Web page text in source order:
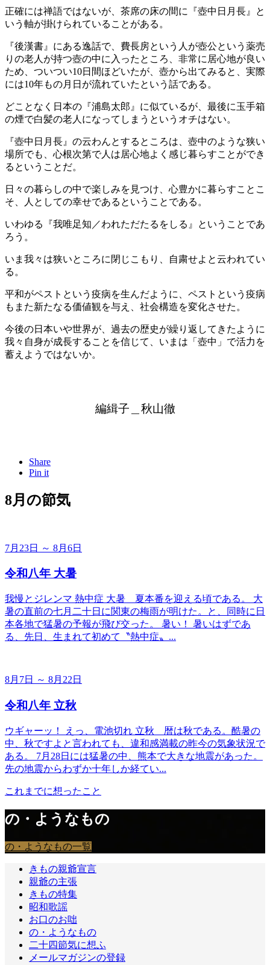
正確には禅語ではないが、茶席の床の間に『壺中日月長』と
いう軸が掛けられていることがある。
『後漢書』にある逸話で、費長房という人が壺公という薬売
りの老人が持つ壺の中に入ったところ、非常に居心地が良い
ため、ついつい10日間ほどいたが、壺から出てみると、実際
には10年もの月日が流れていたという話である。
どことなく日本の『浦島太郎』に似ているが、最後に玉手箱
の煙で白髪の老人になってしまうというオチはない。
『壺中日月長』の云わんとするところは、壺中のような狭い
場所でも、心根次第で人は居心地よく感じ暮らすことができ
るということだ。
日々の暮らしの中で楽しみを見つけ、心豊かに暮らすことこ
そ、人としての幸せであるということである。
いわゆる『我唯足知／われただたるをしる』ということであ
ろう。
いま我々は狭いところに閉じこもり、自粛せよと云われてい
る。
平和がペストという疫病を生んだように、ペストという疫病
もまた新たなる価値観を与え、社会構造を変化させた。
今後の日本いや世界が、過去の歴史が繰り返してきたように
我々自身が成長することを信じて、いまは「壺中」で活力を
蓄えようではないか。
編緝子＿秋山徹
Share
Pin it
8月の節気
7月23日 ～ 8月6日
令和八年 大暑
我慢とジレンマ 熱中症 大暑＿夏本番を迎える頃である。 大
暑の直前の七月二十日に関東の梅雨が明けた。と、同時に日
本各地で猛暑の予報が飛び交った。 暑い！ 暑いはずであ
る、先日、生まれて初めて〝熱中症〟...
8月7日 ～ 8月22日
令和八年 立秋
ウギャーッ！ えっ、電池切れ 立秋＿暦は秋である。酷暑の
中、秋ですよと言われても、違和感満載の昨今の気象状況で
ある。 7月28日には猛暑の中、熊本で大きな地震があった。
先の地震からわずか十年しか経てい...
これまでに想ったこと
の・ようなもの
の・ようなもの一覧
きもの親爺宣言
親爺の主張
きもの特集
昭和歌謡
お口のお咄
の・ようなもの
二十四節気に想ふ
メールマガジンの登録